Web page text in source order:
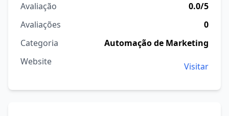
Avaliação
0.0/5
Avaliações
0
Categoria
Automação de Marketing
Website
Visitar